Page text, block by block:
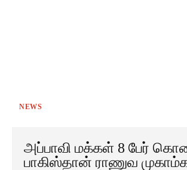
NEWS
அப்பாவி மக்கள் 8 பேர்
பாகிஸ்தான் ராணுவ